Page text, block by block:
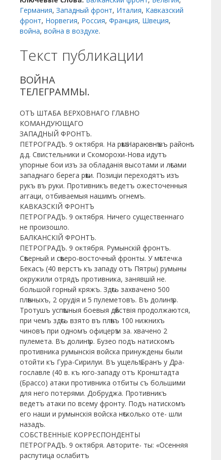
Германия, Западный фронт, Италия, Кавказский
фронт, Норвегия, Россия, Франция, Швеция,
война, война в воздухе.
Текст публикации
ВОЙНА
ТЕЛЕГРАММЫ.
ОТЪ ШТАБА ВЕРХОВНАГО ГЛАВНО
КОМАНДУЮЩАГО
ЗАПАДНЫЙ ФРОНТЪ.
ПЕТРОГРАДЪ. 9 октября. На рѣкѣ Нараювнѣ въ районѣ
д.д. Свистельники и Скоморохи-Нова идутъ
упорные бои изъ за обладанія высотами и лѣсами
западнаго берега рѣки. Позиціи переходятъ изъ
рукъ въ руки. Противникъ ведетъ ожесточенныя
аггаци, отбиваемыя нашимъ огнемъ.
КАВКАЗСКІЙ ФРОНТЪ
ПЕТРОГРАДЪ. 9 октября. Ничего существеннаго
не произошло.
БАЛКАНСКІЙ ФРОНТЪ.
ПЕТРОГРАДЪ. 9 октября. Румынскій фронтъ.
Сѣверный и сѣверо-восточный фронты. У мѣстечка
Бекасъ (40 верстъ къ западу отъ Пятры) румыны
окружили отрядъ противника, занявшій не.
большой горный кряжъ. Здѣсь захвачено 500
плѣнныхъ, 2 орудія и 5 пулеметовъ. Въ долинѣ р.
Тротушъ успѣшныя боевыя дѣйствія продолжаются,
при чемъ здѣсь взято въ плѣнъ 100 нижнихъ
чиновъ при одномъ офицерѣ и за. хвачено 2
пулемета. Въ долинѣ р. Бузео подъ натискомъ
противника румынскія войска принуждены были
отойти къ Гура-Сирилуи. Въ ущельѣ Бранъ у Дра-
гославле (40 в. къ юго-западу отъ Кронштадта
(Брассо) атаки противника отбиты съ большими
для него потерями. Добруджа. Противникъ
ведетъ атаки по всему фронту. Подъ натискомъ
его наши и румынскія войска нѣсколько оте- шли
назадъ.
СОБСТВЕННЫЕ КОРРЕСПОНДЕНТЫ
ПЕТРОГРАДЪ. 9 октября. Авторите- ты: «Осенняя
распутица ослабитъ